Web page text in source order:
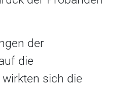
der
die
sich die